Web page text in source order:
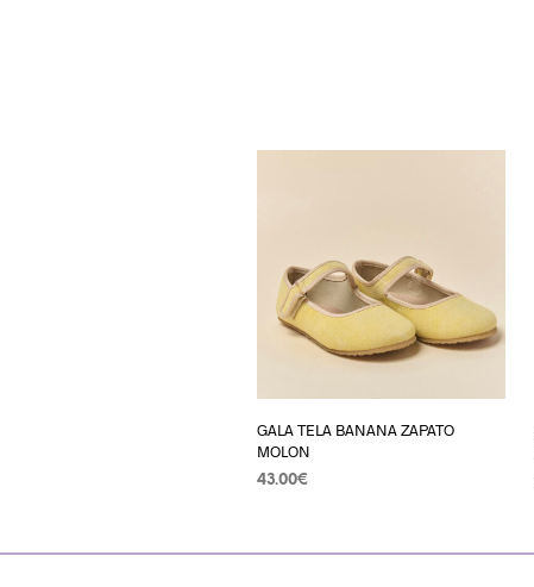
GALA TELA BANANA ZAPATO
MOLON
43.00€